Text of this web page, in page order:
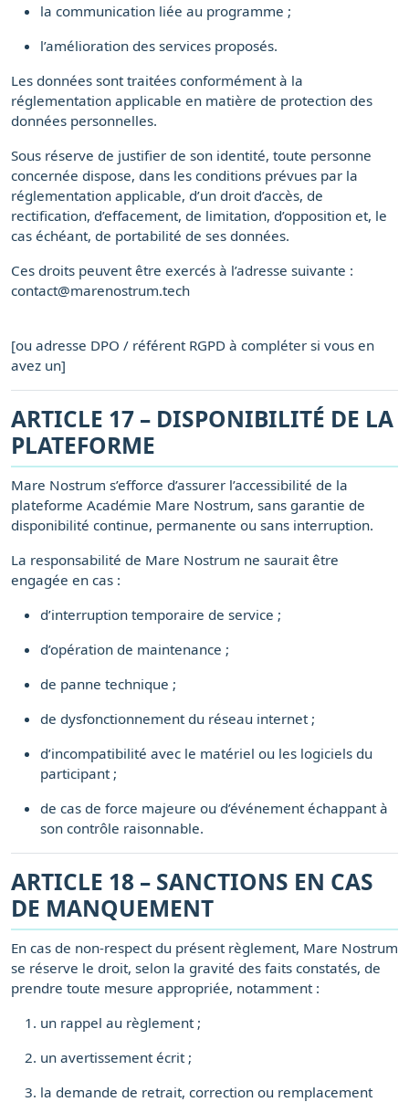
la communication liée au programme ;
l’amélioration des services proposés.
Les données sont traitées conformément à la
réglementation applicable en matière de protection des
données personnelles.
Sous réserve de justifier de son identité, toute personne
concernée dispose, dans les conditions prévues par la
réglementation applicable, d’un droit d’accès, de
rectification, d’effacement, de limitation, d’opposition et, le
cas échéant, de portabilité de ses données.
Ces droits peuvent être exercés à l’adresse suivante :
contact@marenostrum.tech
[ou adresse DPO / référent RGPD à compléter si vous en
avez un]
ARTICLE 17 – DISPONIBILITÉ DE LA
PLATEFORME
Mare Nostrum s’efforce d’assurer l’accessibilité de la
plateforme Académie Mare Nostrum, sans garantie de
disponibilité continue, permanente ou sans interruption.
La responsabilité de Mare Nostrum ne saurait être
engagée en cas :
d’interruption temporaire de service ;
d’opération de maintenance ;
de panne technique ;
de dysfonctionnement du réseau internet ;
d’incompatibilité avec le matériel ou les logiciels du
participant ;
de cas de force majeure ou d’événement échappant à
son contrôle raisonnable.
ARTICLE 18 – SANCTIONS EN CAS
DE MANQUEMENT
En cas de non-respect du présent règlement, Mare Nostrum
se réserve le droit, selon la gravité des faits constatés, de
prendre toute mesure appropriée, notamment :
un rappel au règlement ;
un avertissement écrit ;
la demande de retrait, correction ou remplacement